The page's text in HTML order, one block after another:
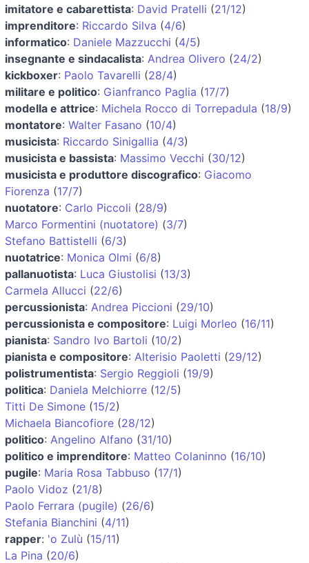
imitatore e cabarettista: David Pratelli (21/12)
imprenditore: Riccardo Silva (4/6)
informatico: Daniele Mazzucchi (4/5)
insegnante e sindacalista: Andrea Olivero (24/2)
kickboxer: Paolo Tavarelli (28/4)
militare e politico: Gianfranco Paglia (17/7)
modella e attrice: Michela Rocco di Torrepadula (18/9)
montatore: Walter Fasano (10/4)
musicista: Riccardo Sinigallia (4/3)
musicista e bassista: Massimo Vecchi (30/12)
musicista e produttore discografico: Giacomo
Fiorenza (17/7)
nuotatore: Carlo Piccoli (28/9)
Marco Formentini (nuotatore) (3/7)
Stefano Battistelli (6/3)
nuotatrice: Monica Olmi (6/8)
pallanuotista: Luca Giustolisi (13/3)
Carmela Allucci (22/6)
percussionista: Andrea Piccioni (29/10)
percussionista e compositore: Luigi Morleo (16/11)
pianista: Sandro Ivo Bartoli (10/2)
pianista e compositore: Alterisio Paoletti (29/12)
polistrumentista: Sergio Reggioli (19/9)
politica: Daniela Melchiorre (12/5)
Titti De Simone (15/2)
Michaela Biancofiore (28/12)
politico: Angelino Alfano (31/10)
politico e imprenditore: Matteo Colaninno (16/10)
pugile: Maria Rosa Tabbuso (17/1)
Paolo Vidoz (21/8)
Paolo Ferrara (pugile) (26/6)
Stefania Bianchini (4/11)
rapper: 'o Zulù (15/11)
La Pina (20/6)